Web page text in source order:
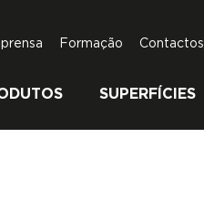
SUPERFÍCIES
Formação Contactos